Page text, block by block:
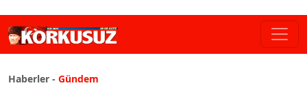
Haberler - Gündem